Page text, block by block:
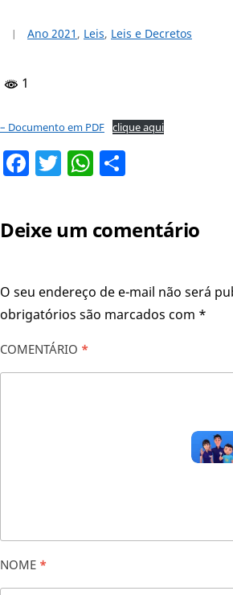
Ano 2021 , Leis, Leis e Decretos
1
– Documento em PDF clique aqui
Facebook
TwitterWhatsApp
Deixe um comentário
O seu endereço de e-mail não será
obrigatórios são marcados com *
COMENTÁRIO *
NOME *